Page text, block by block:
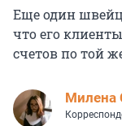
Еще один
что его
счетов по той
Милена